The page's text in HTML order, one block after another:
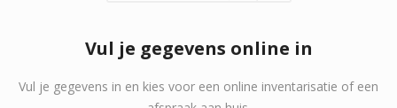
Vul je gegevens online in
Vul je gegevens in en kies voor een online inventarisatie of een